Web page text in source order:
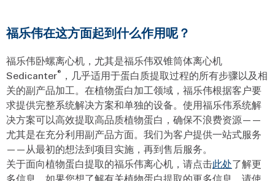
福乐伟在这方面起到什么作用呢？
福乐伟卧螺离心机，尤其是福乐伟双锥筒体离心机
Sedicanter® ，几乎适用于蛋白质提取过程的所有步骤以及相
关的副产品加工。在植物蛋白加工领域，福乐伟根据客户要
求提供完整系统解决方案和单独的设备。使用福乐伟系统解
决方案可以高效提取高品质植物蛋白，确保不浪费资源——
尤其是在充分利用副产品方面。我们为客户提供一站式服务
——从最初的想法到项目实施，再到售后服务。
关于面向植物蛋白提取的福乐伟离心机，请点击此处了解更
多信息。如果您想了解有关植物蛋白提取的更多信息，请使